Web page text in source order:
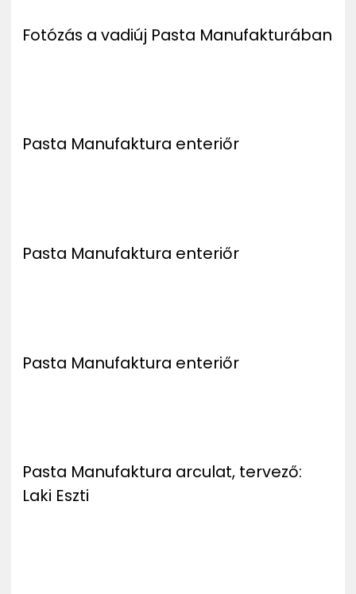
Fotózás a vadiúj Pasta Manufakturában
Pasta Manufaktura enteriőr
Pasta Manufaktura enteriőr
Pasta Manufaktura enteriőr
Pasta Manufaktura arculat, tervező:
Laki Eszti